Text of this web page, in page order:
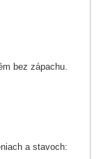
bez zápachu.
a stavoch: